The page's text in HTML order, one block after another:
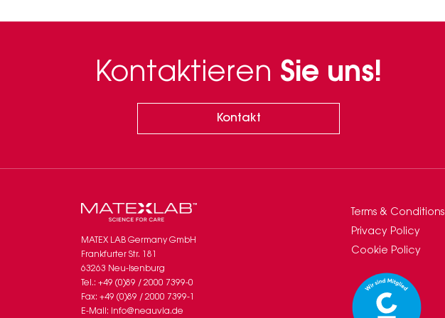
Kontaktieren Sie uns!
Kontakt
MATEX LAB Germany GmbH
Frankfurter Str. 181
63263 Neu-Isenburg
Tel.: +49 (0)89 / 2000 7399-0
Fax: +49 (0)89 / 2000 7399-1
E-Mail: info@neauvia.de
Terms & Conditions
Privacy Policy
Cookie Policy